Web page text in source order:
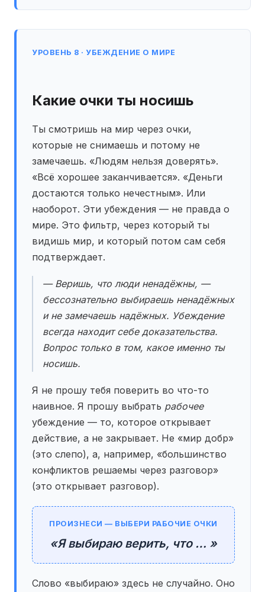
УРОВЕНЬ 8 · УБЕЖДЕНИЕ О МИРЕ
Какие очки ты носишь
Ты смотришь на мир через очки,
которые не снимаешь и потому не
замечаешь. «Людям нельзя доверять».
«Всё хорошее заканчивается». «Деньги
достаются только нечестным». Или
наоборот. Эти убеждения — не правда о
мире. Это фильтр, через который ты
видишь мир, и который потом сам себя
подтверждает.
— Веришь, что люди ненадёжны, —
бессознательно выбираешь ненадёжных
и не замечаешь надёжных. Убеждение
всегда находит себе доказательства.
Вопрос только в том, какое именно ты
носишь.
Я не прошу тебя поверить во что-то
наивное. Я прошу выбрать рабочее
убеждение — то, которое открывает
действие, а не закрывает. Не «мир добр»
(это слепо), а, например, «большинство
конфликтов решаемы через разговор»
(это открывает разговор).
ПРОИЗНЕСИ — ВЫБЕРИ РАБОЧИЕ ОЧКИ
«Я выбираю верить, что … »
Слово «выбираю» здесь не случайно. Оно